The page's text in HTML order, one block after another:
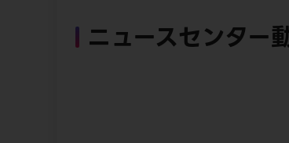
ニュースセンター